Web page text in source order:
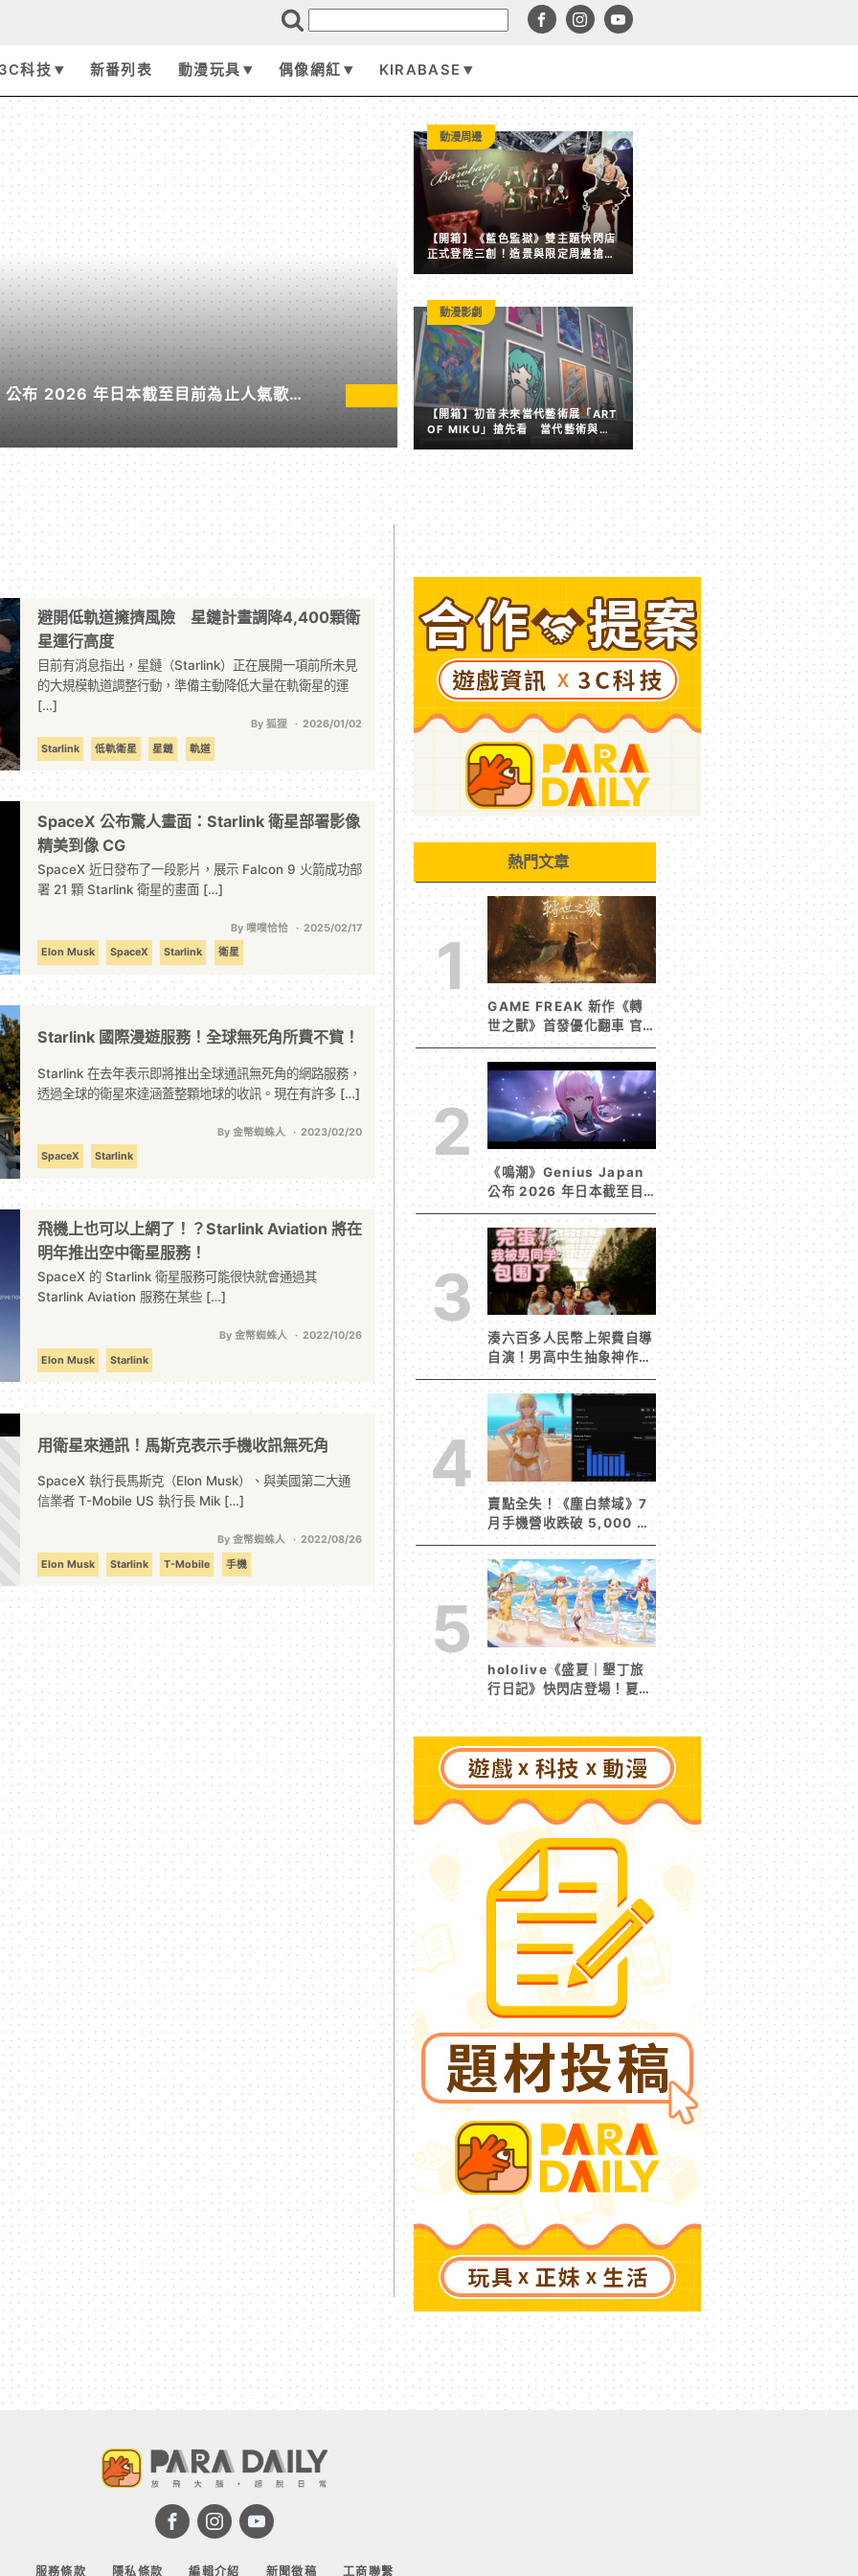
科技 新番列表 動漫玩具 偶像網紅 KIRABASE
布 2026 年日本截至目前為止人氣歌單
垠處歸航之星》入榜
遊戲資訊
賣點全失！《塵白禁域》7 月手機營收跌破 5,000 美元
後玩家大量流失
【開箱】《藍色監獄》雙主題快閃店
正式登陸三創！造景與限定周邊搶先
動漫周邊
【開箱】初音未來當代藝術展「ART
OF MIKU」搶先看 當代藝術與虛
擬歌姬激盪出的全新火花
動漫影劇
避開低軌道擁擠風險 星鏈計畫調降4,400顆衛
星運行高度
目前有消息指出，星鏈（Starlink）正在展開一項前所未見
的大規模軌道調整行動，準備主動降低大量在軌衛星的運
[…]
By 狐狸
2026/01/02
Starlink
低軌衛星 星鏈 軌道
SpaceX 公布驚人畫面：Starlink 衛星部署影像
精美到像 CG
SpaceX 近日發布了一段影片，展示 Falcon 9 火箭成功部
署 21 顆 Starlink 衛星的畫面 […]
By 噗噗恰恰
2025/02/17
Elon Musk
SpaceX Starlink 衛星
Starlink 國際漫遊服務！全球無死角所費不貲！
Starlink 在去年表示即將推出全球通訊無死角的網路服務，
透過全球的衛星來達涵蓋整顆地球的收訊。現在有許多 […]
By 金幣蜘蛛人
2023/02/20
SpaceX
Starlink
飛機上也可以上網了！？Starlink Aviation 將在
明年推出空中衛星服務！
SpaceX 的 Starlink 衛星服務可能很快就會通過其
Starlink Aviation 服務在某些 […]
By 金幣蜘蛛人
2022/10/26
Elon Musk
Starlink
用衛星來通訊！馬斯克表示手機收訊無死角
SpaceX 執行長馬斯克（Elon Musk）、與美國第二大通
信業者 T-Mobile US 執行長 Mik […]
By 金幣蜘蛛人
2022/08/26
Elon Musk
Starlink T-Mobile 手機
熱門文章
1
GAME FREAK 新作《轉
世之獸》首發優化翻車 官
方急發聲明承諾提供大量更
新彌補
2
《鳴潮》Genius Japan
公布 2026 年日本截至目
前為止人氣歌單《遠航星的
告別》&《自無垠處歸航之
星》入榜
3
湊六百多人民幣上架費自導
自演！男高中生抽象神作
《完蛋！我被男同學包圍
了》突然爆紅
4
賣點全失！《塵白禁域》7
月手機營收跌破 5,000 美
元 停服整改後玩家大量流
失
5
hololive《盛夏｜墾丁旅
行日記》快閃店登場！夏日
風情限定周邊首度公開
服務條款 隱私條款 編輯介紹 新聞徵稿 工商聯繫